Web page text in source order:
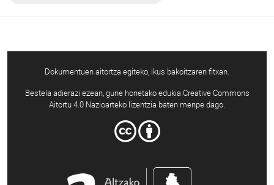
Dokumentuen aitortza egiteko, ikus bakoitzaren fitxan.
Bestela adierazi ezean, gune honetako edukia Creative Commons
Aitortu 4.0 Nazioarteko lizentzia baten menpe dago.